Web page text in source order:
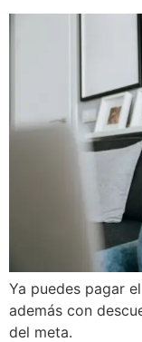
Ya puedes pagar
además con
del meta.